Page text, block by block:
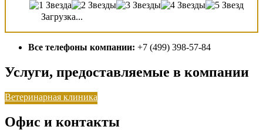
Загрузка...
Все телефоны компании: +7 (499) 398-57-84
Услуги, предоставляемые в компании
Ветеринарная клиника
Офис и контакты